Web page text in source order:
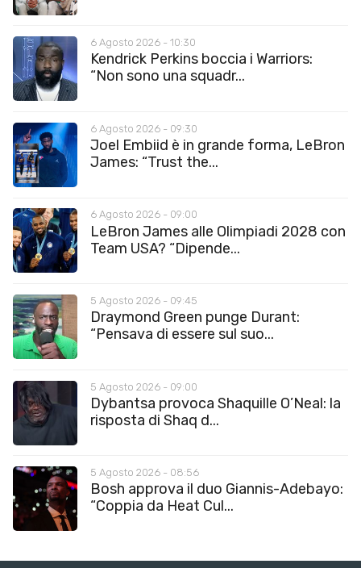
6 Agosto 2026 - 10:30
Kendrick Perkins boccia i Warriors:
“Non sono una squadr...
6 Agosto 2026 - 09:30
Joel Embiid è in grande forma, LeBron
James: “Trust the...
6 Agosto 2026 - 09:00
LeBron James alle Olimpiadi 2028 con
Team USA? “Dipende...
5 Agosto 2026 - 09:45
Draymond Green punge Durant:
“Pensava di essere sul suo...
5 Agosto 2026 - 09:00
Dybantsa provoca Shaquille O’Neal: la
risposta di Shaq d...
5 Agosto 2026 - 08:56
Bosh approva il duo Giannis-Adebayo:
“Coppia da Heat Cul...